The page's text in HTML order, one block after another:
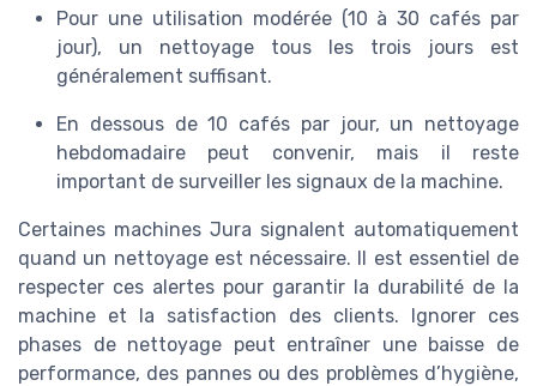
Pour une utilisation modérée (10 à 30 cafés par
jour), un nettoyage tous les trois jours est
généralement suffisant.
En dessous de 10 cafés par jour, un nettoyage
hebdomadaire peut convenir, mais il reste
important de surveiller les signaux de la machine.
Certaines machines Jura signalent automatiquement
quand un nettoyage est nécessaire. Il est essentiel de
respecter ces alertes pour garantir la durabilité de la
machine et la satisfaction des clients. Ignorer ces
phases de nettoyage peut entraîner une baisse de
performance, des pannes ou des problèmes d’hygiène,